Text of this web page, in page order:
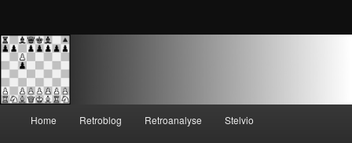
Zum
Zum
Home Retroblog Retroanalyse Stelvio